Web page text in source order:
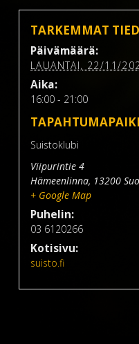
TARKEMMAT
Päivämäärä:
LAUANTAI, 22/11/
Aika:
16:00 - 21:00
Suistoklubi
Viipurintie 4
Hämeenlinna, 13200
+ Google Map
Puhelin:
03 6120266
Kotisivu:
suisto.fi